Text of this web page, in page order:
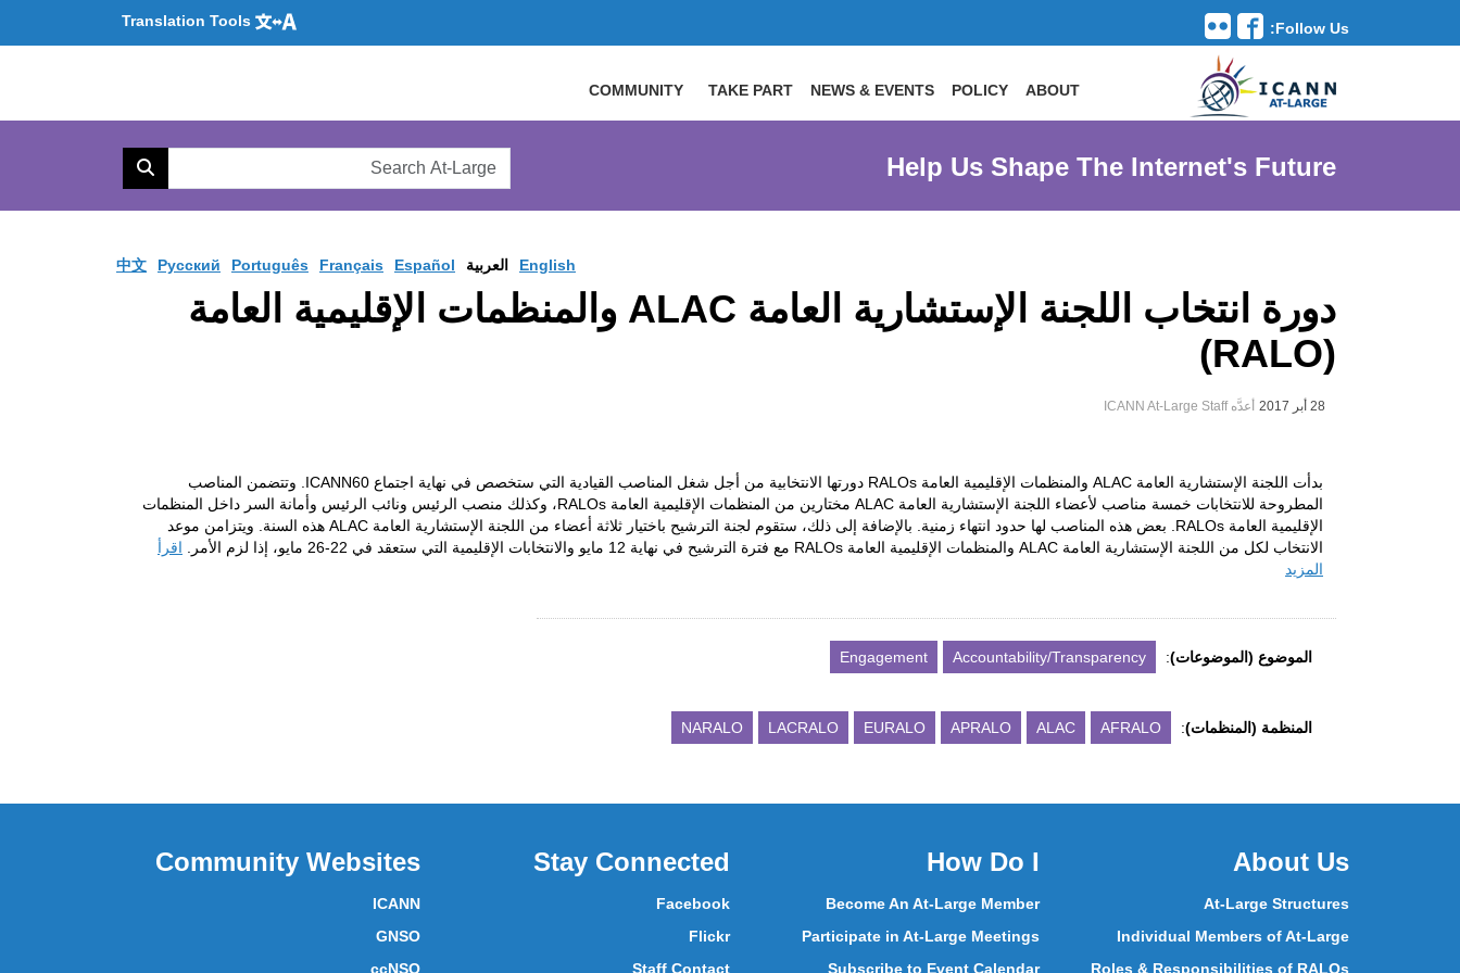
Follow Us:
Translation Tools
Toggle navigation
ABOUT
POLICY
NEWS & EVENTS
TAKE PART
COMMUNITY
Help Us Shape The Internet's Future
AtLarge
Search
English العربية Español
Français
Português
Pусский
中文
دورة انتخاب اللجنة الإستشارية العامة ALAC والمنظمات الإقليمية العامة
(RALO)
28 أبر 2017 أعدَّه ICANN At-Large Staff
بدأت اللجنة الإستشارية العامة ALAC والمنظمات الإقليمية العامة RALOs دورتها الانتخابية من أجل شغل المناصب القيادية التي ستخصص في نهاية اجتماع ICANN60 . وتتضمن المناصب
المطروحة للانتخابات خمسة مناصب لأعضاء اللجنة الإستشارية العامة ALAC مختارين من المنظمات الإقليمية العامة RALOs، وكذلك منصب الرئيس ونائب الرئيس وأمانة السر داخل المنظمات
الإقليمية العامة RALOs . بعض هذه المناصب لها حدود انتهاء زمنية. بالإضافة إلى ذلك، ستقوم لجنة الترشيح باختيار ثلاثة أعضاء من اللجنة الإستشارية العامة ALAC هذه السنة. ويتزامن موعد
الانتخاب لكل من اللجنة الإستشارية العامة ALAC والمنظمات الإقليمية العامة RALOs مع فترة الترشيح في نهاية 12 مايو والانتخابات الإقليمية التي ستعقد في 22-26 مايو، إذا لزم الأمر.
اقرأ
المزيد
الموضوع (الموضوعات):
Accountability/Transparency
Engagement
المنظمة (المنظمات):
AFRALO
ALAC
APRALO
EURALO
LACRALO
NARALO
About Us
At-Large Structures
Individual Members of At-Large
Roles & Responsibilities of RALOs
How Do I
Become An At-Large Member
Participate in At-Large Meetings
Subscribe to Event Calendar
Stay Connected
Facebook
Flickr
Staff Contact
Community Websites
ICANN
GNSO
ccNSO